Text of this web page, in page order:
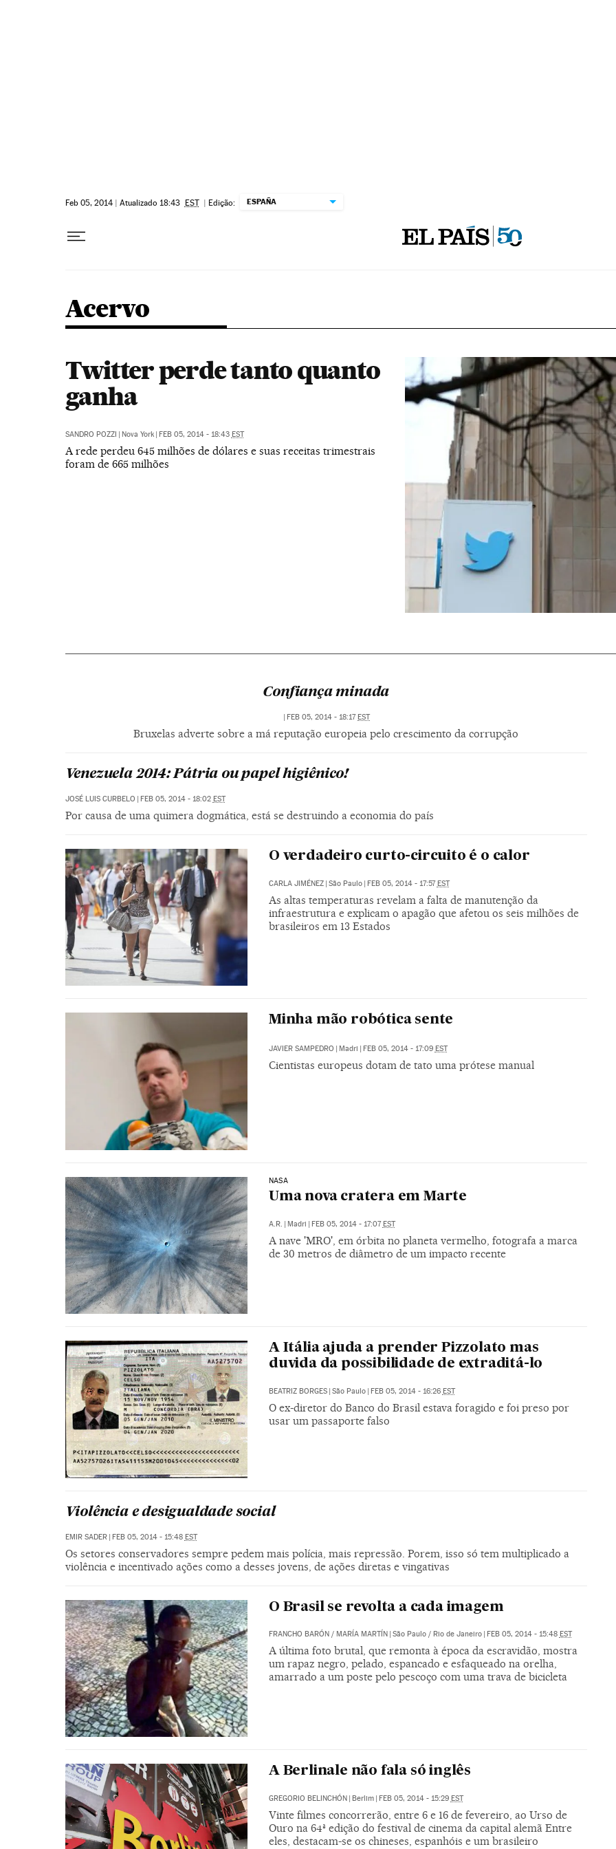
Feb 05, 2014 | Atualizado 18:43 EST | Edição: ESPAÑA
Acervo
Twitter perde tanto quanto
ganha
SANDRO POZZI | Nova York | FEB 05, 2014 - 18:43 EST
A rede perdeu 645 milhões de dólares e suas receitas trimestrais
foram de 665 milhões
Confiança minada
| FEB 05, 2014 - 18:17EST
Bruxelas adverte sobre a má reputação europeia pelo crescimento da corrupção
Venezuela 2014: Pátria ou papel higiênico!
JOSÉ LUIS CURBELO | FEB 05, 2014 - 18:02 EST
Por causa de uma quimera dogmática, está se destruindo a economia do país
O verdadeiro curto-circuito é o calor
CARLA JIMÉNEZ | São Paulo | FEB 05, 2014 - 17:57EST
As altas temperaturas revelam a falta de manutenção da
infraestrutura e explicam o apagão que afetou os seis milhões de
brasileiros em 13 Estados
Minha mão robótica sente
JAVIER SAMPEDRO | Madri | FEB 05, 2014 - 17:09 EST
Cientistas europeus dotam de tato uma prótese manual
NASA
Uma nova cratera em Marte
A.R. | Madri | FEB 05, 2014 - 17:07EST
A nave 'MRO', em órbita no planeta vermelho, fotografa a marca
de 30 metros de diâmetro de um impacto recente
A Itália ajuda a prender Pizzolato mas
duvida da possibilidade de extraditá-lo
BEATRIZ BORGES | São Paulo | FEB 05, 2014 - 16:26 EST
O ex-diretor do Banco do Brasil estava foragido e foi preso por
usar um passaporte falso
Violência e desigualdade social
EMIR SADER | FEB 05, 2014 - 15:48 EST
Os setores conservadores sempre pedem mais polícia, mais repressão. Porem, isso só tem multiplicado a
violência e incentivado ações como a desses jovens, de ações diretas e vingativas
O Brasil se revolta a cada imagem
FRANCHO BARÓN / MARÍA MARTÍN São Paulo / Rio de Janeiro FEB 05, 2014 - 15:48 EST
A última foto brutal, que remonta à época da escravidão, mostra
um rapaz negro, pelado, espancado e esfaqueado na orelha,
amarrado a um poste pelo pescoço com uma trava de bicicleta
A Berlinale não fala só inglês
GREGORIO BELINCHÓN | Berlim | FEB 05, 2014 - 15:29 EST
Vinte filmes concorrerão, entre 6 e 16 de fevereiro, ao Urso de
Ouro na 64ª edição do festival de cinema da capital alemã Entre
eles, destacam-se os chineses, espanhóis e um brasileiro